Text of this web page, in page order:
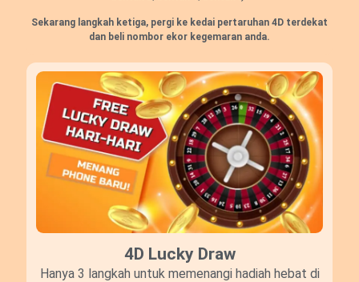
Sekarang langkah ketiga, pergi ke kedai pertaruhan 4D terdekat
dan beli nombor ekor kegemaran anda.
4D Lucky Draw​
Hanya 3 langkah untuk memenangi hadiah hebat di